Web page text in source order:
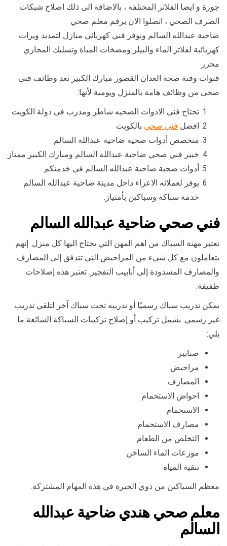
جورة و ايضا الفلاتر المختلفة ، بالاضافة الى ذلك اصلاح شبكات
الصرف الصحي ، اتصلوا الان برقم معلم صحي
ضاحية عبدالله السالم ونوفر فني كهربائي منازل لتمديد ويرات
كهربائية لفلاتر الماء والبيلر ومضخات المياة وتسليك المجاري
محرر
قنوات وفنة صحة العدان القصور مبارك الكبير تعد وظائف فنى
صحى من وظائف هامة بالمنزل ويومية لأنها:
تحتاج فني الادوات الصحيه شاطر ومدرب في دولة الكويت
افضل فني صحي بالكويت
متخصص أدوات صحيه ضاحية عبدالله السالم
خبير فني صحي ضاحية عبدالله السالم ومبارك الكبير ممتاز
أدوات صحية ضاحية عبدالله السالم في خدمتكم
يوفر لعملائه الاعزاء داخل مدينة ضاحية عبدالله السالم
خدمة سباكه وسباكين بأمتياز.
فني صحي ضاحية عبدالله السالم
تعتبر مهنة السباك من اهم المهن التي يحتاج اليها كل منزل. إنهم
يتعاملون مع كل شيء من المراحيض التي تتدفق إلى المصارف
والمصارف المسدودة إلى أنابيب التفجير. تعتبر هذه إصلاحات
طفيفة.
يمكن تدريب سباك رسميًا أو تدريبه تحت سباك آخر لتلقي تدريب
غير رسمي. يشمل تركيب أو إصلاح تركيبات السباكة الشائعة ما
يلي:
صنابير
مراحيض
المصارف
احواض الاستحمام
الاستحمام
مصارف الاستحمام
التخلص من الطعام
موزعات الماء الساخن
تنقية المياه
معظم السباكين من ذوي الخبرة في هذه المهام المشتركة.
معلم صحي هندي ضاحية عبدالله
السالم